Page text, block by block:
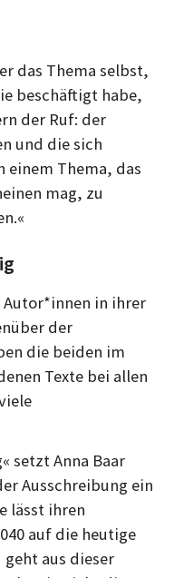
das Thema selbst,
beschäftigt habe,
der Ruf: der
und die sich
einem Thema, das
mag, zu
in ihrer
der
die beiden im
Texte bei allen
setzt Anna Baar
Ausschreibung ein
lässt ihren
auf die heutige
aus dieser